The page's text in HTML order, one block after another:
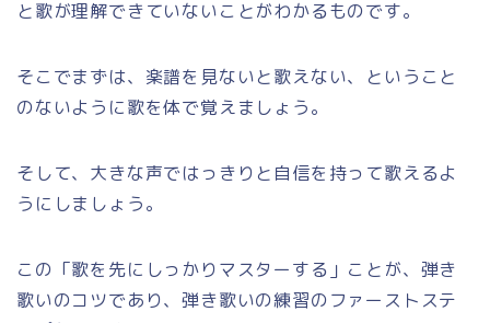
と歌が理解できていないことがわかるものです。
そこでまずは、楽譜を見ないと歌えない、ということ
のないように歌を体で覚えましょう。
そして、大きな声ではっきりと自信を持って歌えるよ
うにしましょう。
この「歌を先にしっかりマスターする」ことが、弾き
歌いのコツであり、弾き歌いの練習のファーストステ